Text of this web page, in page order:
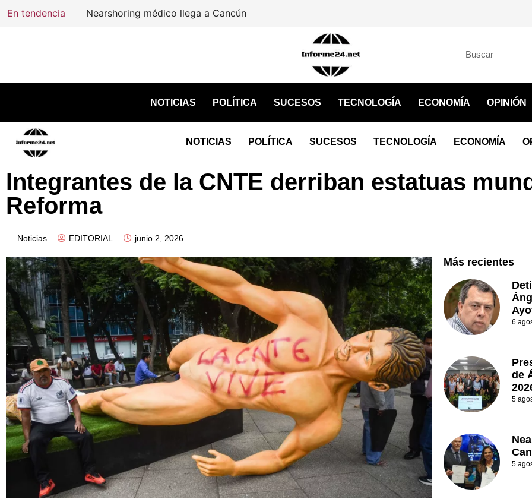
En tendencia Nearshoring médico llega a Cancún
NOTICIAS POLÍTICA SUCESOS TECNOLOGÍA ECONOMÍA OPINIÓN
NOTICIAS POLÍTICA SUCESOS TECNOLOGÍA ECONOMÍA
Integrantes de la CNTE derriban estatuas
Reforma
Noticias EDITORIAL junio 2, 2026
Más recientes
6
de
5
5